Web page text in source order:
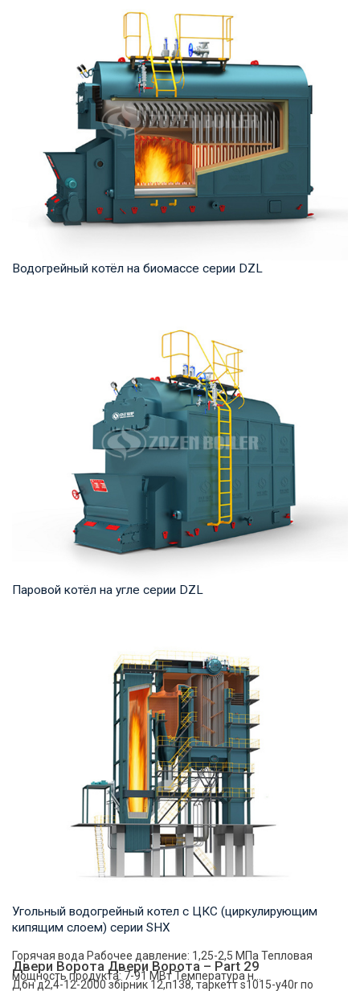
мощность продукта: 29-140 МВт Температура...
Водогрейный котёл на биомассе серии DZL
мощность продукта: 1,4-14 МВт Температура ...
Паровой котёл на угле серии DZL
продукта: 2–20 т/ч Температура на выходе: ...
Угольный водогрейный котел с ЦКС (циркулирующим
кипящим слоем) серии SHX
Горячая вода Рабочее давление: 1,25-2,5 МПа Тепловая
мощность продукта: 7-91 МВт Температура н...
Двери Ворота Двери Ворота – Part 29
Дбн д2,4-12-2000 збірник 12,п138, таркетт s1015-y40r по